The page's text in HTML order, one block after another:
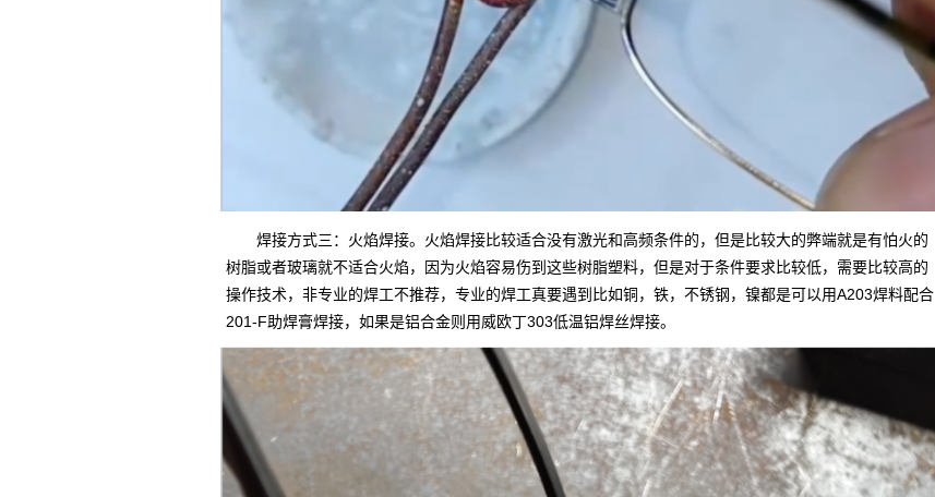
焊接方式三：火焰焊接。火焰焊接比较适合没有激光和高频条件的，但是比较大的弊端就是有怕火的
树脂或者玻璃就不适合火焰，因为火焰容易伤到这些树脂塑料，但是对于条件要求比较低，需要比较高的
操作技术，非专业的焊工不推荐，专业的焊工真要遇到比如铜，铁，不锈钢，镍都是可以用A203焊料配合
201-F助焊膏焊接，如果是铝合金则用威欧丁303低温铝焊丝焊接。